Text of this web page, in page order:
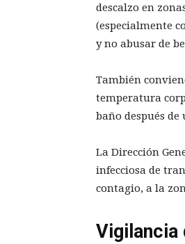
descalzo en
(especialmente
y no abusar de
También
temperatura
baño después
La Dirección
infecciosa de
contagio, a la
Vigilancia